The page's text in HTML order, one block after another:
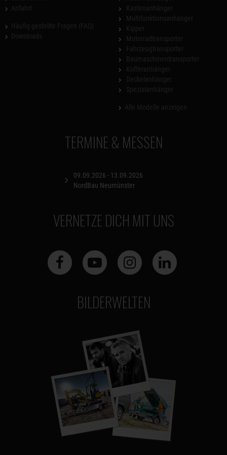
TERMINE & MESSEN
09.09.2026 - 13.09.2026
NordBau Neumünster
VERNETZE DICH MIT UNS
BILDERWELTEN